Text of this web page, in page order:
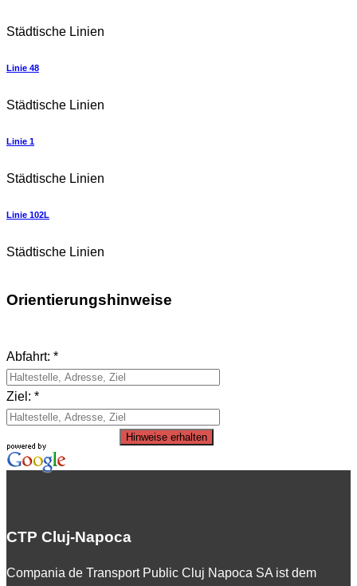
Städtische Linien
Linie 48
Städtische Linien
Linie 1
Städtische Linien
Linie 102L
Städtische Linien
Orientierungshinweise
Abfahrt: *
Ziel: *
Hinweise erhalten
CTP Cluj-Napoca
Compania de Transport Public Cluj Napoca SA ist dem